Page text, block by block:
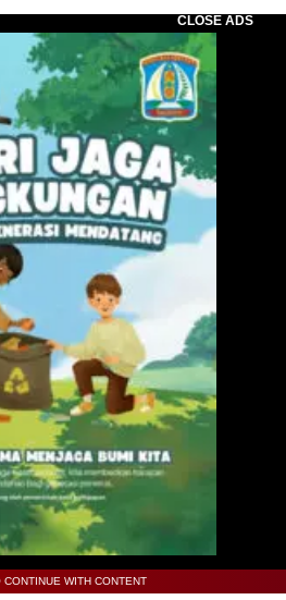
CLOSE ADS
CONTINUE WITH CONTENT